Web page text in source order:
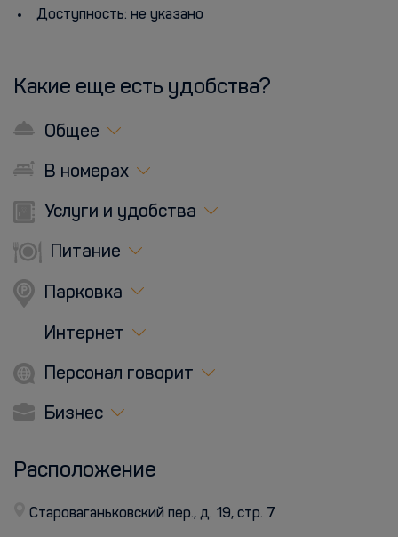
Доступность: не указано
Какие еще есть удобства?
Общее
В номерах
Услуги и удобства
Питание
Парковка
Интернет
Персонал говорит
Бизнес
Расположение
Староваганьковский пер., д. 19, стр. 7